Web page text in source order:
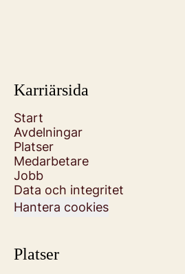
Karriärsida
Start
Avdelningar
Platser
Medarbetare
Jobb
Data och integritet
Hantera cookies
Platser